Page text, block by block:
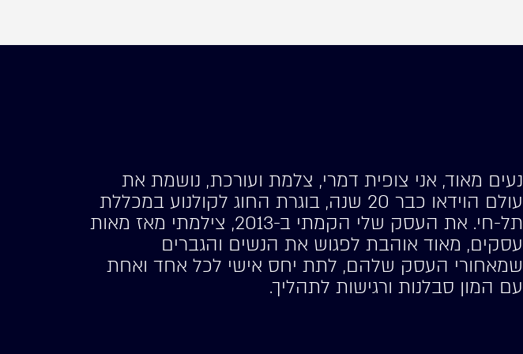
נעים מאוד, אני צופית דמרי, צלמת ועורכת, נושמת את
עולם הוידאו כבר 20 שנה, בוגרת החוג לקולנוע במכללת
תל-חי. את העסק שלי הקמתי ב-2013, צילמתי מאז מאות
עסקים, מאוד אוהבת לפגוש את הנשים והגברים
שמאחורי העסק שלהם, לתת יחס אישי לכל אחד ואחת
עם המון סבלנות ורגישות לתהליך.